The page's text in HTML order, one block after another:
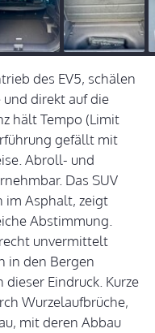
des EV5, schälen
direkt auf die
hält Tempo (Limit
gefällt mit
Abroll- und
Das SUV
im Asphalt, zeigt
Abstimmung.
unvermittelt
in den Bergen
Eindruck. Kurze
Wurzelaufbrüche,
mit deren Abbau